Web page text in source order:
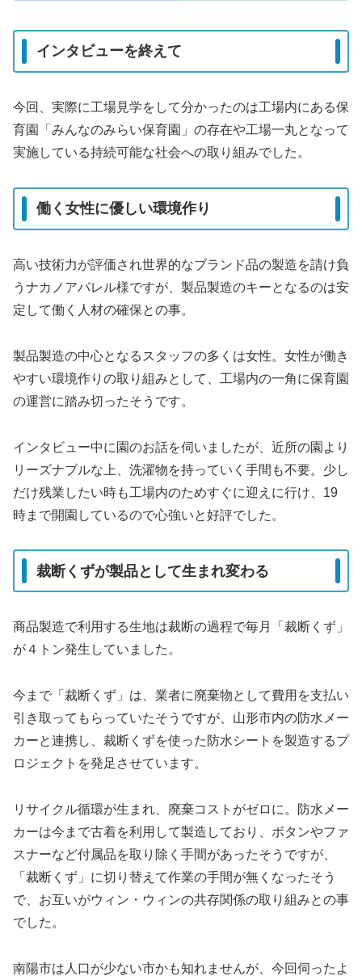
インタビューを終えて
今回、実際に工場見学をして分かったのは工場内にある保
育園「みんなのみらい保育園」の存在や工場一丸となって
実施している持続可能な社会への取り組みでした。
働く女性に優しい環境作り
高い技術力が評価され世界的なブランド品の製造を請け負
うナカノアパレル様ですが、製品製造のキーとなるのは安
定して働く人材の確保との事。
製品製造の中心となるスタッフの多くは女性。女性が働き
やすい環境作りの取り組みとして、工場内の一角に保育園
の運営に踏み切ったそうです。
インタビュー中に園のお話を伺いましたが、近所の園より
リーズナブルな上、洗濯物を持っていく手間も不要。少し
だけ残業したい時も工場内のためすぐに迎えに行け、19
時まで開園しているので心強いと好評でした。
裁断くずが製品として生まれ変わる
商品製造で利用する生地は裁断の過程で毎月「裁断くず」
が４トン発生していました。
今まで「裁断くず」は、業者に廃棄物として費用を支払い
引き取ってもらっていたそうですが、山形市内の防水メー
カーと連携し、裁断くずを使った防水シートを製造するプ
ロジェクトを発足させています。
リサイクル循環が生まれ、廃棄コストがゼロに。防水メー
カーは今まで古着を利用して製造しており、ボタンやファ
スナーなど付属品を取り除く手間があったそうですが、
「裁断くず」に切り替えて作業の手間が無くなったそう
で、 お互いがウィン・ウィンの共存関係の取り組みとの事
でした。
南陽市は人口が少ない市かも知れませんが、今回伺ったよ